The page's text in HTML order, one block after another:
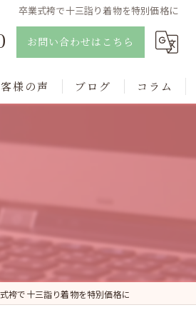
卒業式袴で十三詣り着物を特別価格に
お問い合わせはこちら
様の声 ブログ コラム
袴で十三詣り着物を特別価格に